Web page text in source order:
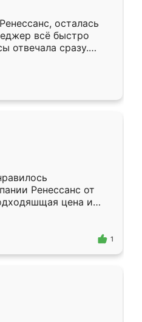
только здесь.
осталась
всё быстро
отвечала сразу.
подошёл к
Собрали
аккуратно, даже
Ренессанс от
цена и
Приехавший
Владислав
самый
1